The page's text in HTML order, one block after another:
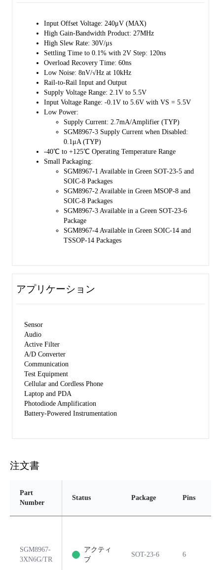
The SGM8967-4 is available in Green SOIC-14 and TSSOP-14
packages. They are specified over the extended industrial temperature
range (-40 ℃ to +125℃).
Input Offset Voltage: 240μV (MAX)
High Gain-Bandwidth Product: 27MHz
High Slew Rate: 30V/μs
Settling Time to 0.1% with 2V Step: 120ns
Overload Recovery Time: 60ns
Low Noise: 8nV/√Hz at 10kHz
Rail-to-Rail Input and Output
Supply Voltage Range: 2.1V to 5.5V
Input Voltage Range: -0.1V to 5.6V with VS = 5.5V
Low Power:
Supply Current: 2.7mA/Amplifier (TYP)
SGM8967-3 Supply Current when Disabled:
0.1μA (TYP)
-40℃ to +125℃ Operating Temperature Range
Small Packaging:
SGM8967-1 Available in Green SOT-23-5 and
SOIC-8 Packages
SGM8967-2 Available in Green MSOP-8 and
SOIC-8 Packages
SGM8967-3 Available in a Green SOT-23-6
Package
SGM8967-4 Available in Green SOIC-14 and
TSSOP-14 Packages
アプリケーション
Sensor
Audio
Active Filter
A/D Converter
Communication
Test Equipment
Cellular and Cordless Phone
Laptop and PDA
Photodiode Amplification
Battery-Powered Instrumentation
注文書
Part
Number
Status Package Pins
SGM8967-
3XN6G/TR
アクティ
ブ
SOT-23-6 6